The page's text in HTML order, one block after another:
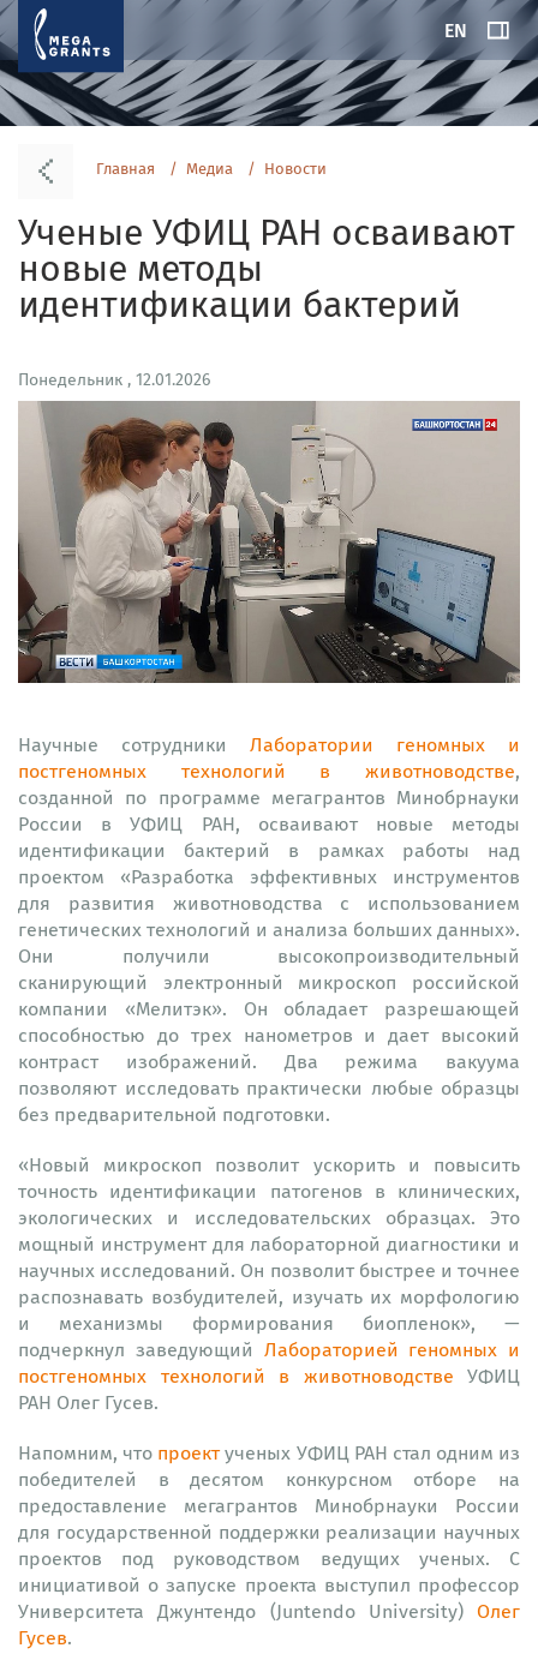
EN
Главная Медиа Новости
Ученые УФИЦ РАН осваивают
новые методы
идентификации бактерий
Понедельник , 12.01.2026
Научные сотрудники Лаборатории геномных и
постгеномных технологий в животноводстве,
созданной по программе мегагрантов Минобрнауки
России в УФИЦ РАН, осваивают новые методы
идентификации бактерий в рамках работы над
проектом «Разработка эффективных инструментов
для развития животноводства с использованием
генетических технологий и анализа больших данных».
Они получили высокопроизводительный
сканирующий электронный микроскоп российской
компании «Мелитэк». Он обладает разрешающей
способностью до трех нанометров и дает высокий
контраст изображений. Два режима вакуума
позволяют исследовать практически любые образцы
без предварительной подготовки.
«Новый микроскоп позволит ускорить и повысить
точность идентификации патогенов в клинических,
экологических и исследовательских образцах. Это
мощный инструмент для лабораторной диагностики и
научных исследований. Он позволит быстрее и точнее
распознавать возбудителей, изучать их морфологию
и механизмы формирования биопленок», —
подчеркнул заведующий Лабораторией геномных и
постгеномных технологий в животноводстве УФИЦ
РАН Олег Гусев.
Напомним, что проектученых УФИЦ РАН стал одним из
победителей в десятом конкурсном отборе на
предоставление мегагрантов Минобрнауки России
для государственной поддержки реализации научных
проектов под руководством ведущих ученых. С
инициативой о запуске проекта выступил профессор
Университета Джунтендо (Juntendo University) Олег
Гусев.